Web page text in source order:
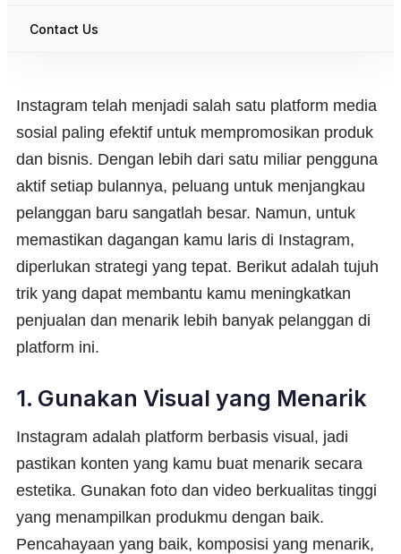
Contact Us
Instagram telah menjadi salah satu platform media
sosial paling efektif untuk mempromosikan produk
dan bisnis. Dengan lebih dari satu miliar pengguna
aktif setiap bulannya, peluang untuk menjangkau
pelanggan baru sangatlah besar. Namun, untuk
memastikan dagangan kamu laris di Instagram,
diperlukan strategi yang tepat. Berikut adalah tujuh
trik yang dapat membantu kamu meningkatkan
penjualan dan menarik lebih banyak pelanggan di
platform ini.
1. Gunakan Visual yang Menarik
Instagram adalah platform berbasis visual, jadi
pastikan konten yang kamu buat menarik secara
estetika. Gunakan foto dan video berkualitas tinggi
yang menampilkan produkmu dengan baik.
Pencahayaan yang baik, komposisi yang menarik,